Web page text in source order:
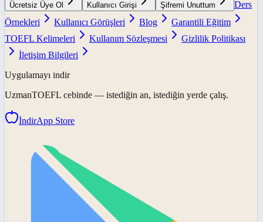
Ücretsiz Üye Ol Kullanıcı Girişi Şifremi Unuttum
Ders
Örnekleri
Kullanıcı Görüşleri Blog
Garantili Eğitim
TOEFL Kelimeleri
Kullanım Sözleşmesi
Gizlilik Politikası
İletişim Bilgileri
Uygulamayı indir
UzmanTOEFL cebinde — istediğin an, istediğin yerde çalış.
İndirApp Store